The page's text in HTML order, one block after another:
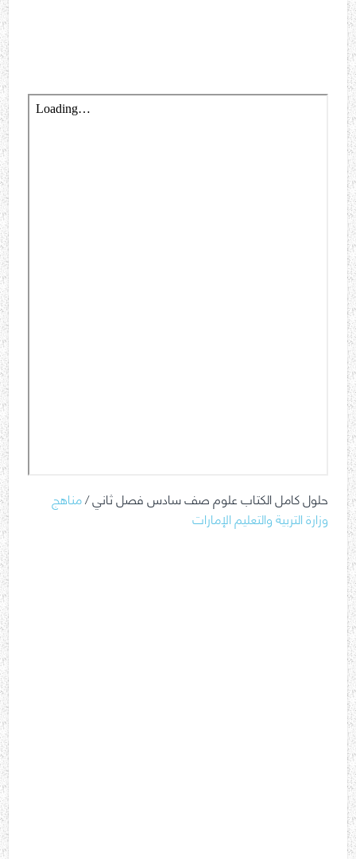
حلول كامل الكتاب علوم صف سادس فصل ثاني /مناهج
وزارة التربية والتعليم الإمارات